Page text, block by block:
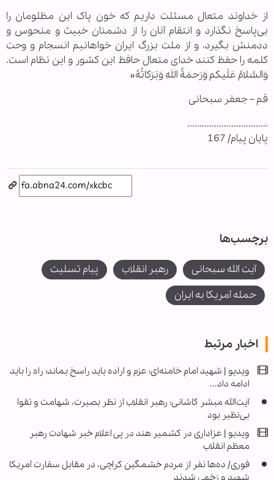
از خداوند متعال مسئلت داریم که خون پاک این مظلومان را
بی‌پاسخ نگذارد و انتقام آنان را از دشمنان خبیث و منحوس و
ددمنش بگیرد، و از ملت بزرگ ایران خواهانیم انسجام و وحت
کلمه را حفظ کنند خدای متعال حافظ این کشور و این نظام است.
وَالسَّلامُ عَلَیکم وَرَحمَةُ اللهِ وَبَرَکاتُهُ«
قم – جعفر سبحانی
.................................
پایان پیام/ 167
برچسب‌ها
آیت الله سبحانی رهبر انقلاب
پیام تسلیت
حمله آمریکا به ایران
اخبار مرتبط
ویدیو | شهید امام خامنه‌ای: عزم و اراده باید راسخ بماند؛ راه را باید
ادامه داد...
آیت‌الله مبشر کاشانی: رهبر انقلاب از نظر بصیرت، شهامت و تقوا
بی‌نظیر بود
ویدیو | عزاداری در کشمیر هند در پی اعلام خبر شهادت رهبر
معظم انقلاب
فوری/ ده‌ها نفر از مردم خشمگین کراچی، در مقابل سفارت آمریکا